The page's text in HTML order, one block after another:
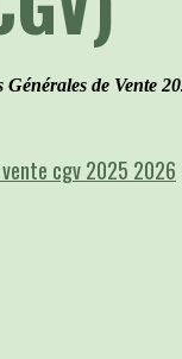
de Vente
cgv 2025 2026